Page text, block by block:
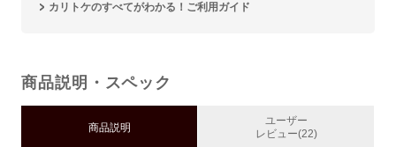
カリトケのすべてがわかる！ご利用ガイド
商品説明・スペック
商品説明
ユーザー
レビュー(22)